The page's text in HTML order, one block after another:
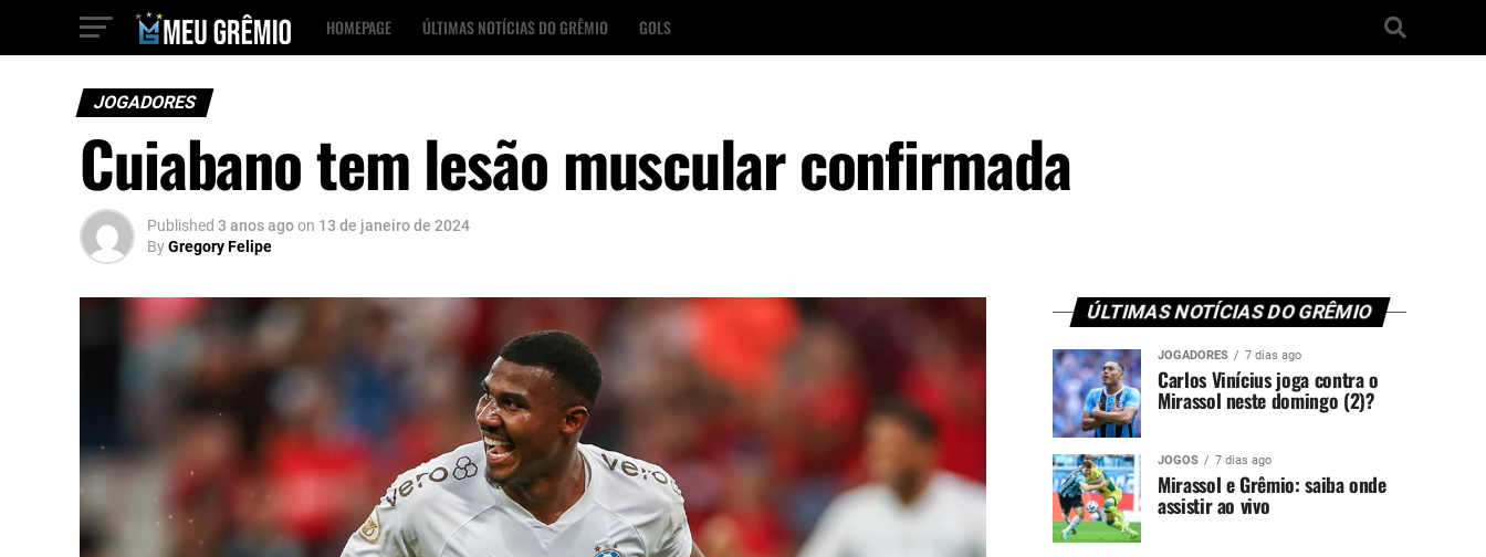
HOMEPAGE ÚLTIMAS NOTÍCIAS DO GRÊMIO GOLS
JOGADORES
Cuiabano tem lesão muscular confirmada
Published 3 anos agoon 13 de janeiro de 2024
ByGregory Felipe
ÚLTIMAS NOTÍCIAS DO GRÊMIO
JOGADORES 7 dias ago
Carlos Vinícius joga contra o
Mirassol neste domingo (2)?
JOGOS 7 dias ago
Mirassol e Grêmio: saiba onde
assistir ao vivo